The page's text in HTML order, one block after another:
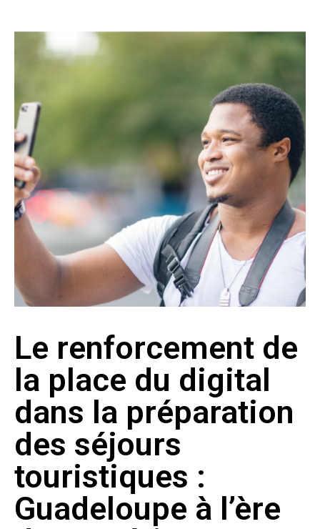
Le renforcement de
la place du digital
dans la préparation
des séjours
touristiques :
Guadeloupe à l’ère